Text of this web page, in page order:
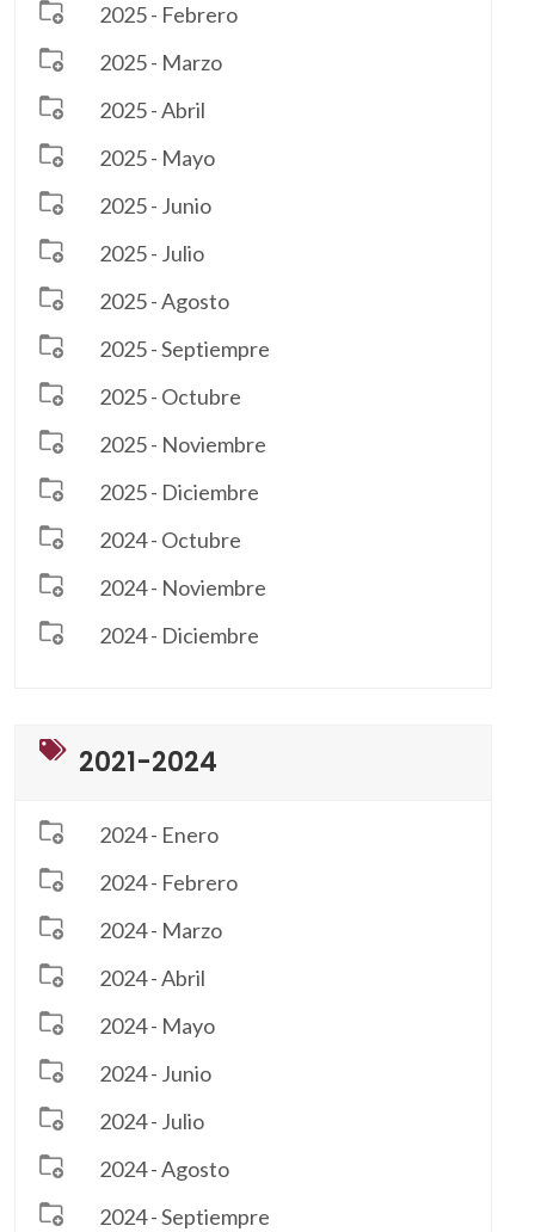
2025 - Febrero
2025 - Marzo
2025 - Abril
2025 - Mayo
2025 - Junio
2025 - Julio
2025 - Agosto
2025 - Septiempre
2025 - Octubre
2025 - Noviembre
2025 - Diciembre
2024 - Octubre
2024 - Noviembre
2024 - Diciembre
2021-2024
2024 - Enero
2024 - Febrero
2024 - Marzo
2024 - Abril
2024 - Mayo
2024 - Junio
2024 - Julio
2024 - Agosto
2024 - Septiempre